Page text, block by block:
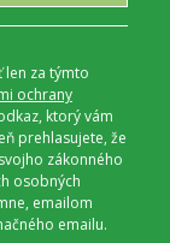
len za týmto
ochrany
ktorý vám
prehlasujete, že
zákonného
osobných
emailom
emailu.